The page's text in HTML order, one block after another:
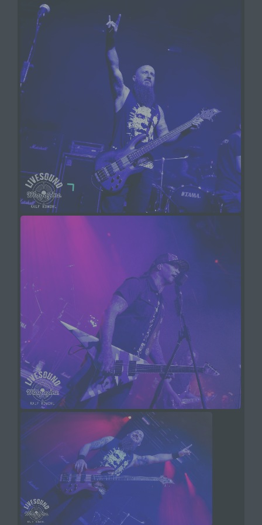
identifizierten oder identifizierbaren natürlichen
Person zugewiesen werden.
g) Verantwortlicher oder für die
Verarbeitung Verantwortlicher
Verantwortlicher oder für die Verarbeitung
Verantwortlicher ist die natürliche oder juristische
Person, Behörde, Einrichtung oder andere Stelle,
die allein oder gemeinsam mit anderen über die
Zwecke und Mittel der Verarbeitung von
personenbezogenen Daten entscheidet. Sind die
Zwecke und Mittel dieser Verarbeitung durch das
Unionsrecht oder das Recht der Mitgliedstaaten
vorgegeben, so kann der Verantwortliche
beziehungsweise können die bestimmten
Kriterien seiner Benennung nach dem
Unionsrecht oder dem Recht der Mitgliedstaaten
vorgesehen werden.
Auftragsverarbeiter ist eine natürliche oder
juristische Person, Behörde, Einrichtung oder
andere Stelle, die personenbezogene Daten im
Auftrag des Verantwortlichen verarbeitet.
i) Empfänger
Empfänger ist eine natürliche oder juristische
Person, Behörde, Einrichtung oder andere Stelle,
der personenbezogene Daten offengelegt
werden, unabhängig davon, ob es sich bei ihr um
einen Dritten handelt oder nicht. Behörden, die im
Rahmen eines bestimmten
Untersuchungsauftrags nach dem Unionsrecht
oder dem Recht der Mitgliedstaaten
möglicherweise personenbezogene Daten
erhalten, gelten jedoch nicht als Empfänger.
j) Dritter
Dritter ist eine natürliche oder juristische Person,
Behörde, Einrichtung oder andere Stelle außer